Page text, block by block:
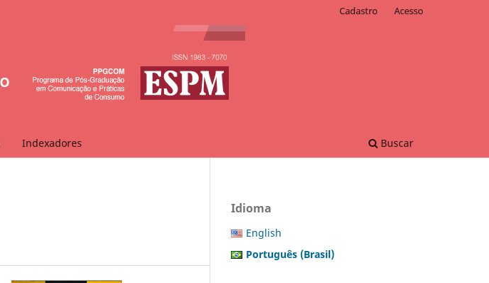
Indexadores Buscar
Cadastro Acesso
Idioma
English
Português (Brasil)